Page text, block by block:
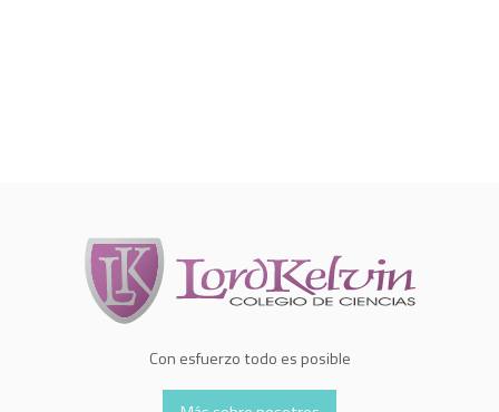
Con esfuerzo todo es posible